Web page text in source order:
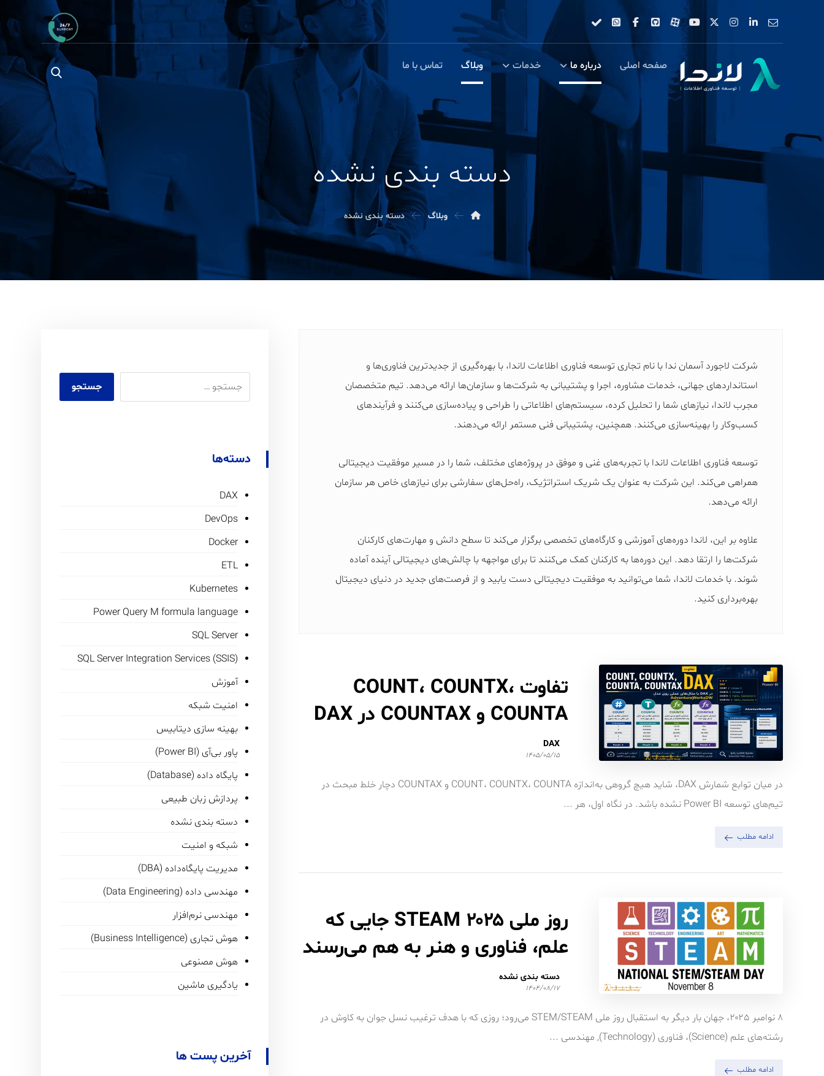
صفحه اصلی درباره ما خدمات وبلاگ تماس با ما
دسته بندی نشده
وبلاگ دسته بندی نشده
شرکت لاجورد آسمان ندا با نام تجاری توسعه فناوری اطلاعات لاندا، با بهره‌گیری از جدیدترین فناوری‌ها و
استانداردهای جهانی، خدمات مشاوره، اجرا و پشتیبانی به شرکت‌ها و سازمان‌ها ارائه می‌دهد. تیم متخصصان
مجرب لاندا، نیازهای شما را تحلیل کرده، سیستم‌های اطلاعاتی را طراحی و پیاده‌سازی می‌کنند و فرآیندهای
کسب‌وکار را بهینه‌سازی می‌کنند. همچنین، پشتیبانی فنی مستمر ارائه می‌دهند.
توسعه فناوری اطلاعات لاندا با تجربه‌های غنی و موفق در پروژه‌های مختلف، شما را در مسیر موفقیت دیجیتالی
همراهی می‌کند. این شرکت به عنوان یک شریک استراتژیک، راه‌حل‌های سفارشی برای نیازهای خاص هر سازمان
ارائه می‌دهد.
علاوه بر این، لاندا دوره‌های آموزشی و کارگاه‌های تخصصی برگزار می‌کند تا سطح دانش و مهارت‌های کارکنان
شرکت‌ها را ارتقا دهد. این دوره‌ها به کارکنان کمک می‌کنند تا برای مواجهه با چالش‌های دیجیتالی آینده آماده
شوند. با خدمات لاندا، شما می‌توانید به موفقیت دیجیتالی دست یابید و از فرصت‌های جدید در دنیای دیجیتال
بهره‌برداری کنید.
تفاوت COUNT، COUNTX،
COUNTA و COUNTAX در DAX
DAX
۱۴۰۵/۰۵/۱۵
در میان توابع شمارش DAX، شاید هیچ گروهی به‌اندازه COUNT، COUNTX، COUNTA و COUNTAX دچار خلط مبحث در
تیم‌های توسعه Power BI نشده باشد. در نگاه اول، هر ...
ادامه مطلب
روز ملی STEAM ۲۰۲۵ جایی که
علم، فناوری و هنر به هم می‌رسند
دسته بندی نشده
۱۴۰۴/۰۸/۱۷
۸ نوامبر ۲۰۲۵، جهان بار دیگر به استقبال روز ملی STEM/STEAM می‌رود؛ روزی که با هدف ترغیب نسل جوان به کاوش در
رشته‌های علم (Science)، فناوری (Technology), مهندسی ...
ادامه مطلب
دسته‌ها
DAX
DevOps
Docker
ETL
Kubernetes
Power Query M formula language
SQL Server
SQL Server Integration Services (SSIS)
آموزش
امنیت شبکه
بهینه سازی دیتابیس
پاور بی‌آی (Power BI)
پایگاه داده (Database)
پردازش زبان طبیعی
دسته بندی نشده
شبکه و امنیت
مدیریت پایگاه‌داده (DBA)
مهندسی داده (Data Engineering)
مهندسی نرم‌افزار
هوش تجاری (Business Intelligence)
هوش مصنوعی
یادگیری ماشین
آخرین پست ها